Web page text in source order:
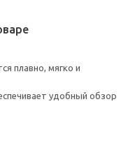
плавно, мягко и
удобный обзор